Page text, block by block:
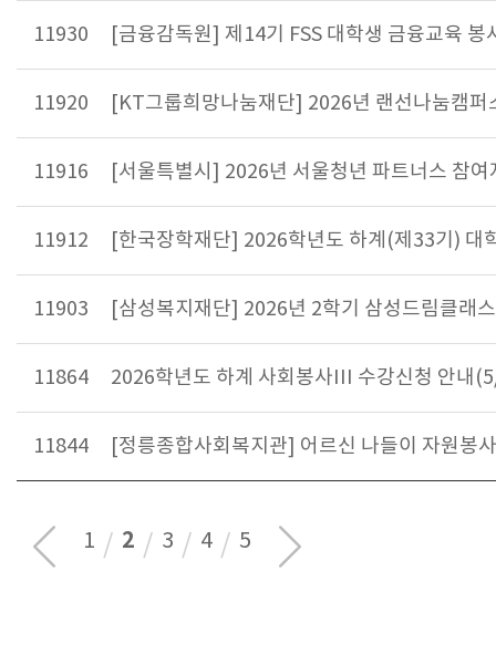
11930 [금융감독원] 제14기 FSS 대학생 금융교육
11920 [KT그룹희망나눔재단] 2026년 랜선나눔캠
11916 [서울특별시] 2026년 서울청년 파트너스 참
11912 [한국장학재단] 2026학년도 하계(제33기)
11903 [삼성복지재단] 2026년 2학기 삼성드림클래
11864 2026학년도 하계 사회봉사III 수강신청 안내
11844 [정릉종합사회복지관] 어르신 나들이 자원봉
1 2 3 4 5